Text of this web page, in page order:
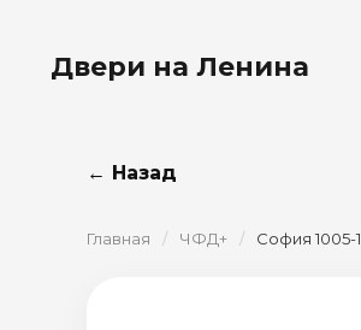
Двери на Ленина
← Назад
Главная / ЧФД+ / София 1005-1